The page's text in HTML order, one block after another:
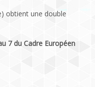
obtient une double
7 du Cadre Européen